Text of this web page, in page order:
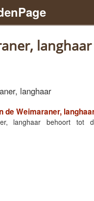
langhaar
langhaar
de Weimaraner,
langhaar behoort tot